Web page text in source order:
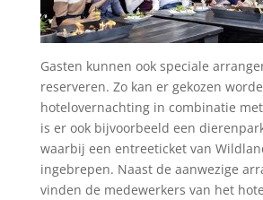
Gasten kunnen ook speciale
reserveren. Zo kan er gekozen
hotelovernachting in combinatie
is er ook bijvoorbeeld een
waarbij een entreeticket van
ingebrepen. Naast de aanwezige
vinden de medewerkers van het